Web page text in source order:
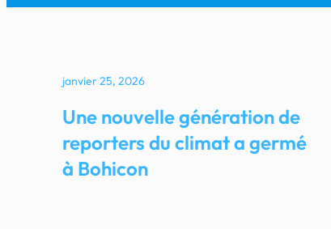
janvier 25, 2026
Une nouvelle génération de
reporters du climat a germé
à Bohicon